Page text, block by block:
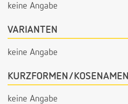
keine Angabe
VARIANTEN
keine Angabe
KURZFORMEN/KOSENAMEN
keine Angabe